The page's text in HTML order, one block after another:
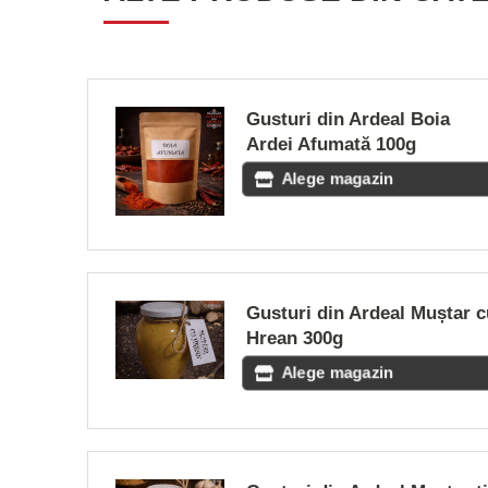
Gusturi din Ardeal Boia
Ardei Afumată 100g
Alege magazin
Gusturi din Ardeal Muștar
Hrean 300g
Alege magazin